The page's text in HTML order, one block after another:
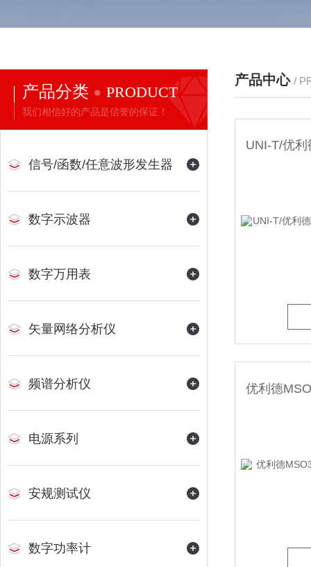
产品分类 PRODUCT
我们相信好的产品是信誉的保证！
信号/函数/任意波形发生器
数字示波器
数字万用表
矢量网络分析仪
频谱分析仪
电源系列
安规测试仪
数字功率计
产品中心 /